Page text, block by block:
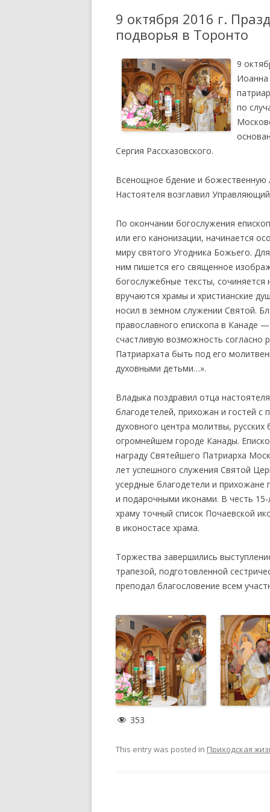
ПРИХОДСКАЯ ЖИЗНЬ
ПАТРИАРШИИ,
АРХИПАСТЫРСКИЕ
СТАТЬИ, ИНТЕРВЬЮ
ОБЪЯВЛЕНИЯ
9 октября 2016 г.
подворья в Торонто
9
Иоанна
по
Сергия Рассказовского.
Всенощное бдение и божественную
Настоятеля возглавил
По окончании богослужения
или его канонизации, начинается
миру святого Угодника Божьего.
ним пишется его священное
богослужебные тексты, сочиняется
вручаются храмы и христианские
носил в земном служении Святой.
православного епископа в Канаде
счастливую возможность
Патриархата быть под его
духовными детьми…».
Владыка поздравил отца
благодетелей, прихожан и гостей
духовного центра молитвы,
огромнейшем городе Канады.
награду Святейшего Патриарха
лет успешного служения Святой
усердные благодетели и
и подарочными иконами. В честь
храму точный список Почаевской
в иконостасе храма.
Торжества завершились
трапезой, подготовленной
преподал благословение всем
353
This entry was posted in Приходская